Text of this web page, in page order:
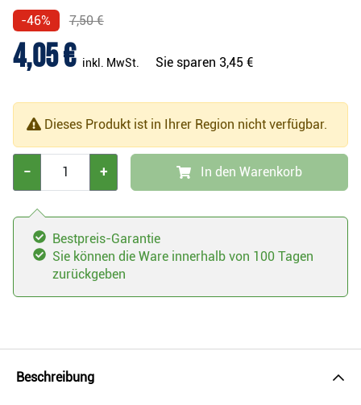
-46% 7,50 €
4,05 € inkl. MwSt. Sie sparen 3,45 €
Dieses Produkt ist in Ihrer Region nicht verfügbar.
− + In den Warenkorb
Bestpreis-Garantie
Sie können die Ware innerhalb von 100 Tagen
zurückgeben
Beschreibung